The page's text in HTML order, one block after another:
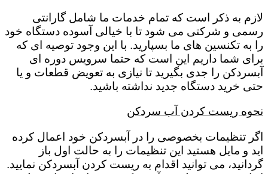
لازم به ذکر است که تمام خدمات ما شامل گارانتی
رسمی و شرکتی می شود تا با خیالی آسوده دستگاه خود
را به تکنسین های ما بسپارید. با این وجود توصیه ای که
برای شما داریم این است که حتما سرویس دوره ای
آبسردکن را جدی بگیرید تا نیازی به تعویض قطعات و یا
حتی خرید دستگاه جدید نداشته باشید.
نحوه ریست کردن آب سردکن
اگر تنظیمات بخصوصی را در آبسردکن خود اعمال کرده
اید و مایل هستید این تنظیمات را به حالت اول باز
گردانید، می توانید اقدام به ریست کردن آبسردکن نمایید.